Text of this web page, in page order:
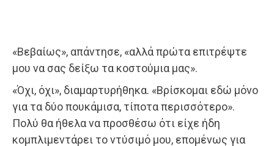
«Βεβαίως», απάντησε, «αλλά πρώτα επιτρέψτε
μου να σας δείξω τα κοστούμια μας».
«Όχι, όχι», διαμαρτυρήθηκα. «Βρίσκομαι εδώ μόνο
για τα δύο πουκάμισα, τίποτα περισσότερο».
Πολύ θα ήθελα να προσθέσω ότι είχε ήδη
κομπλιμεντάρει το ντύσιμό μου, επομένως για